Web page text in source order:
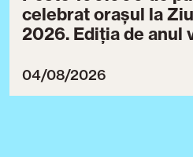
celebrat orașul la
2026. Ediția de anul
04/08/2026